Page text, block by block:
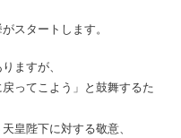
スタートします。
ますが、
ってこよう」と鼓舞するた
皇陛下に対する敬意、